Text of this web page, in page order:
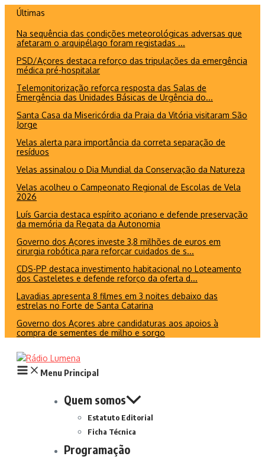
conteúdo
Últimas
Na sequência das condições meteorológicas adversas que
afetaram o arquipélago foram registadas ...
PSD/Açores destaca reforço das tripulações da emergência
médica pré-hospitalar
Telemonitorização reforça resposta das Salas de
Emergência das Unidades Básicas de Urgência do...
Santa Casa da Misericórdia da Praia da Vitória visitaram São
Jorge
Velas alerta para importância da correta separação de
resíduos
Velas assinalou o Dia Mundial da Conservação da Natureza
Velas acolheu o Campeonato Regional de Escolas de Vela
2026
Luís Garcia destaca espírito açoriano e defende preservação
da memória da Regata da Autonomia
Governo dos Açores investe 3,8 milhões de euros em
cirurgia robótica para reforçar cuidados de s...
CDS-PP destaca investimento habitacional no Loteamento
dos Casteletes e defende reforço da oferta d...
Lavadias apresenta 8 filmes em 3 noites debaixo das
estrelas no Forte de Santa Catarina
Governo dos Açores abre candidaturas aos apoios à
compra de sementes de milho e sorgo
Menu Principal
Quem somos
Estatuto Editorial
Ficha Técnica
Programação